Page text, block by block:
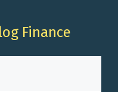
Finance